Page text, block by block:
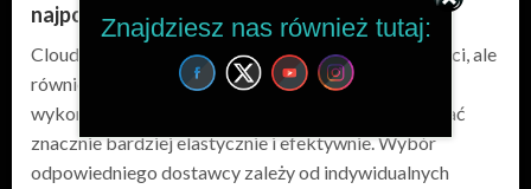
najpopularniejszych dostawców
Cloud Computing to nie tylko technologia przyszłości, ale
również obecna rzeczywistość dla wielu firm. Dzięki
wykorzystaniu usług chmurowych firmy mogą działać
znacznie bardziej elastycznie i efektywnie. Wybór
odpowiedniego dostawcy zależy od indywidualnych
Znajdziesz nas również tutaj: